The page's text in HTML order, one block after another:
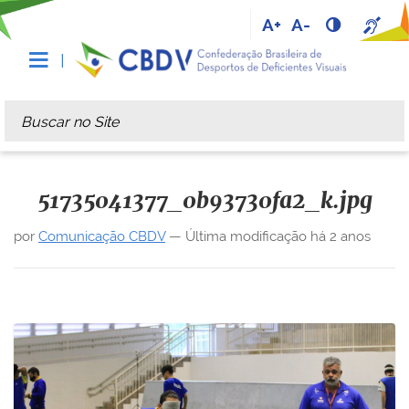
A+ A-
Busca
Busca Avançada…
51735041377_0b93730fa2_k.jpg
por Comunicação CBDV— Última modificação há 2 anos